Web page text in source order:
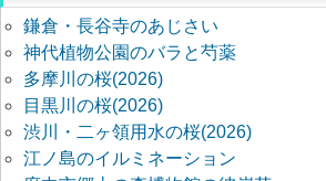
鎌倉・長谷寺のあじさい
神代植物公園のバラと芍薬
多摩川の桜(2026)
目黒川の桜(2026)
渋川・二ヶ領用水の桜(2026)
江ノ島のイルミネーション